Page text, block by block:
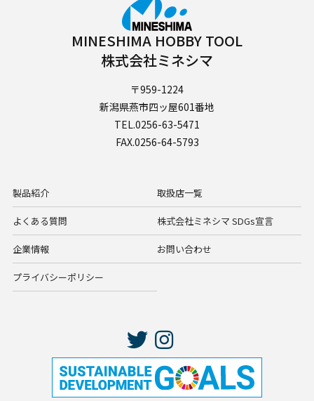
MINESHIMA HOBBY TOOL
株式会社ミネシマ
〒959-1224
新潟県燕市四ッ屋601番地
TEL.0256-63-5471
FAX.0256-64-5793
製品紹介 取扱店一覧
よくある質問 株式会社ミネシマ SDGs宣言
企業情報 お問い合わせ
プライバシーポリシー